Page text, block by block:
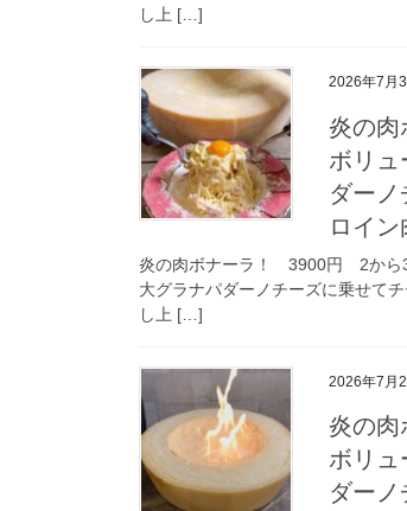
し上 […]
2026年7月
炎の
ボリュ
ダー
ロイ
炎の肉ボナーラ！ 3900円 2から3
大グラナパダーノチーズに乗せて
し上 […]
2026年7月
炎の
ボリュ
ダー